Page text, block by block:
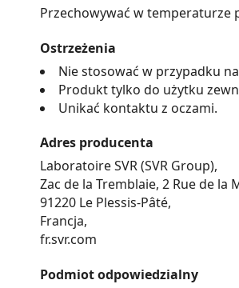
Przechowywać w temperaturze
Ostrzeżenia
Nie stosować w przypadku
Produkt tylko do użytku
Unikać kontaktu z oczami.
Adres producenta
Laboratoire SVR (SVR Group),
Zac de la Tremblaie, 2 Rue de la
91220 Le Plessis-Pâté,
Francja,
fr.svr.com
Podmiot odpowiedzialny